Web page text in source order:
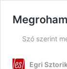
Szó szerint
Egri